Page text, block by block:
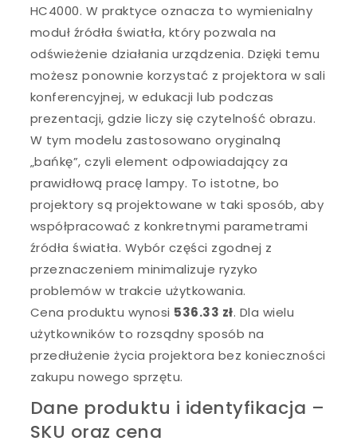
HC4000. W praktyce oznacza to wymienialny
moduł źródła światła, który pozwala na
odświeżenie działania urządzenia. Dzięki temu
możesz ponownie korzystać z projektora w sali
konferencyjnej, w edukacji lub podczas
prezentacji, gdzie liczy się czytelność obrazu.
W tym modelu zastosowano oryginalną
„bańkę”, czyli element odpowiadający za
prawidłową pracę lampy. To istotne, bo
projektory są projektowane w taki sposób, aby
współpracować z konkretnymi parametrami
źródła światła. Wybór części zgodnej z
przeznaczeniem minimalizuje ryzyko
problemów w trakcie użytkowania.
Cena produktu wynosi 536.33 zł. Dla wielu
użytkowników to rozsądny sposób na
przedłużenie życia projektora bez konieczności
zakupu nowego sprzętu.
Dane produktu i identyfikacja –
SKU oraz cena